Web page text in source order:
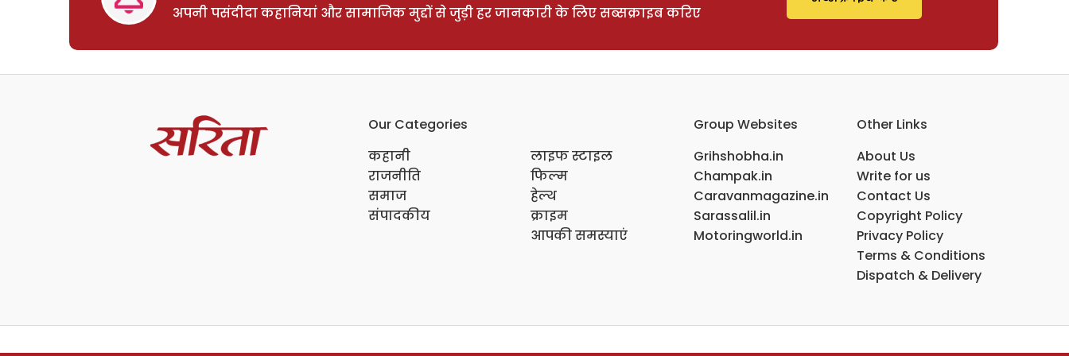
अपनी पसंदीदा कहानियां और सामाजिक मुद्दों से जुड़ी हर जानकारी के लिए सब्सक्राइब करिए
Our Categories
कहानी
राजनीति
समाज
संपादकीय
लाइफ स्टाइल
फिल्म
हेल्थ
क्राइम
आपकी समस्याएं
Group Websites
Grihshobha.in
Champak.in
Caravanmagazine.in
Sarassalil.in
Motoringworld.in
Other Links
About Us
Write for us
Contact Us
Copyright Policy
Privacy Policy
Terms & Conditions
Dispatch & Delivery